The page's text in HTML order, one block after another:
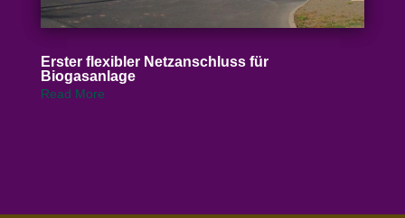
Erster flexibler Netz­an­schluss für
Biogasanlage
Read More